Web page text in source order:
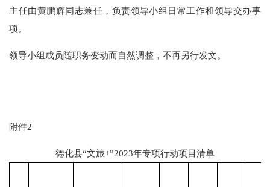
主任由黄鹏辉同志兼任，负责领导小组日常工作和领导交办事
项。
领导小组成员随职务变动而自然调整，不再另行发文。
附件2
德化县“文旅+”2023年专项行动项目清单